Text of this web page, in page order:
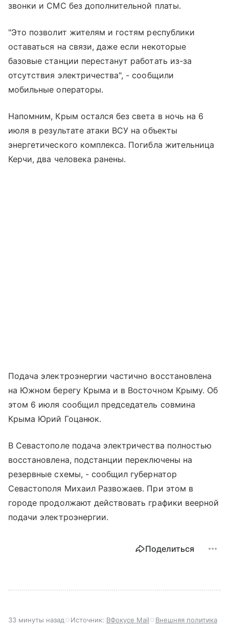
звонки и СМС без дополнительной платы.
"Это позволит жителям и гостям республики
оставаться на связи, даже если некоторые
базовые станции перестанут работать из-за
отсутствия электричества", - сообщили
мобильные операторы.
Напомним, Крым остался без света в ночь на 6
июля в результате атаки ВСУ на объекты
энергетического комплекса. Погибла жительница
Керчи, два человека ранены.
Подача электроэнергии частично восстановлена
на Южном берегу Крыма и в Восточном Крыму. Об
этом 6 июля сообщил председатель совмина
Крыма Юрий Гоцанюк.
В Севастополе подача электричества полностью
восстановлена, подстанции переключены на
резервные схемы, - сообщил губернатор
Севастополя Михаил Развожаев. При этом в
городе продолжают действовать графики веерной
подачи электроэнергии.
Поделиться
33 минуты назад Источник: ВФокусе Mail Внешняя политика